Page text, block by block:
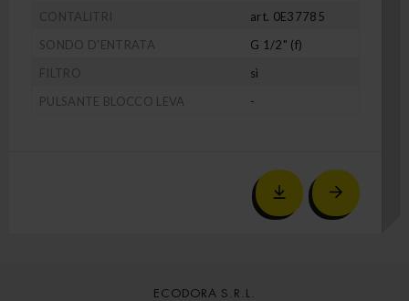
CONTALITRI
art. 0E37785
SONDO D'ENTRATA
G 1/2" (f)
FILTRO
sì
PULSANTE BLOCCO LEVA
-
ECODORA S.R.L.